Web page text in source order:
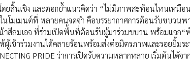
สิ้นเชิง และตอกย้ำแนวคิดว่า “ไม่มีภาพสะท้อนไหนเหมือน
โมเมนต์ที่ หลายคนจดจำ คือบรรยากาศการต้อนรับขบวนพ
ลมเอจ ที่ร่วมเปิดพื้นที่ต้อนรับผู้มาร่วมขบวน พร้อมแจก“
เข้าร่วมงานได้คลายร้อนพร้อมส่งต่อมิตรภาพและรอยยิ้มร
PRIDE ว่าการเปิดรับความหลากหลาย เริ่มต้นได้